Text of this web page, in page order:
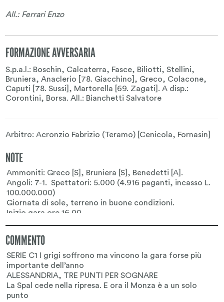
All.: Ferrari Enzo
FORMAZIONE AVVERSARIA
S.p.a.l.: Boschin, Calcaterra, Fasce, Biliotti, Stellini,
Bruniera, Anaclerio [78. Giacchino], Greco, Colacone,
Caputi [78. Sussi], Martorella [69. Zagati]. A disp.:
Corontini, Borsa. All.: Bianchetti Salvatore
Arbitro: Acronzio Fabrizio (Teramo) [Cenicola, Fornasin]
NOTE
COMMENTO